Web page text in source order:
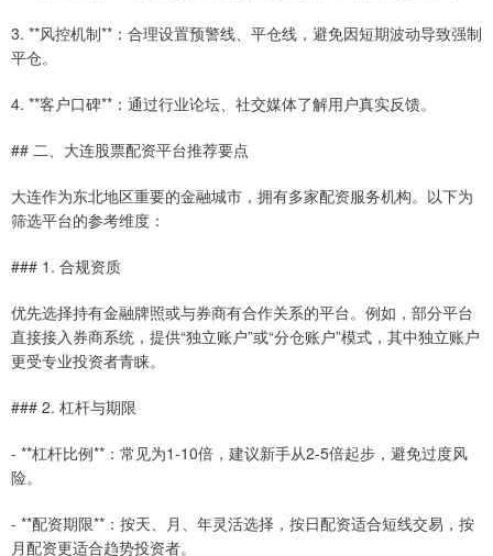
3. **风控机制**：合理设置预警线、平仓线，避免因短期波动导致强制
平仓。
4. **客户口碑**：通过行业论坛、社交媒体了解用户真实反馈。
## 二、大连股票配资平台推荐要点
大连作为东北地区重要的金融城市，拥有多家配资服务机构。以下为
筛选平台的参考维度：
### 1. 合规资质
优先选择持有金融牌照或与券商有合作关系的平台。例如，部分平台
直接接入券商系统，提供“独立账户”或“分仓账户”模式，其中独立账户
更受专业投资者青睐。
### 2. 杠杆与期限
- **杠杆比例**：常见为1-10倍，建议新手从2-5倍起步，避免过度风
险。
- **配资期限**：按天、月、年灵活选择，按日配资适合短线交易，按
月配资更适合趋势投资者。